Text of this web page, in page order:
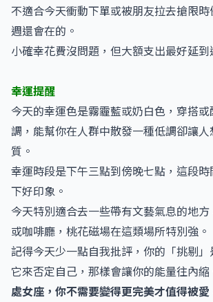
不適合今天衝動下單或被朋友拉去搶限
週還會在的。
小確幸花費沒問題，但大額支出最好延到
幸運提醒
今天的幸運色是霧霾藍或奶白色，穿搭
調，能幫你在人群中散發一種低調卻讓
質。
幸運時段是下午三點到傍晚七點，這段
下好印象。
今天特別適合去一些帶有文藝氣息的地
或咖啡廳，桃花磁場在這類場所特別強。
記得今天少一點自我批評，你的「挑剔
它來否定自己，那樣會讓你的能量往內縮
處女座，你不需要變得更完美才值得被